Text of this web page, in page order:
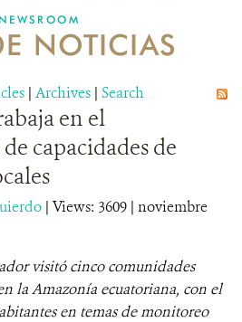
DE QUEJAS Y RECLAMOS
DONA
NEWSROOM
NOTICIAS
| Archives | Search
en el
capacidades de
| Views: 3609 | noviembre
visitó cinco comunidades
la Amazonía ecuatoriana, con el
en temas de monitoreo